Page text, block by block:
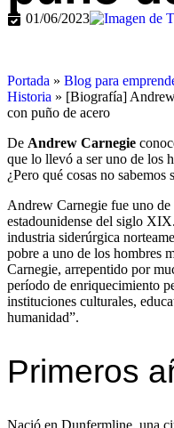
01/06/2023
Portada » Blog para
Historia » [Biografía]
con puño de acero
De Andrew Carnegie
que lo llevó a ser uno de los
¿Pero qué cosas no
Andrew Carnegie fue uno
estadounidense del siglo
industria siderúrgica
pobre a uno de los hombres
Carnegie, arrepentido por
período de enriquecimiento
instituciones culturales,
humanidad”.
Primeros